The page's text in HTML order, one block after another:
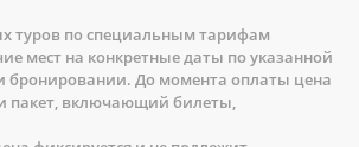
туров по специальным тарифам
мест на конкретные даты по указанной
бронировании. До момента оплаты цена
пакет, включающий билеты,